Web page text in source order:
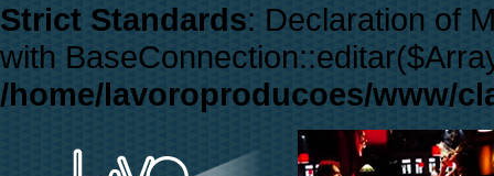
Strict Standards: Declaration of
with
/home/lavoroproducoes/www/